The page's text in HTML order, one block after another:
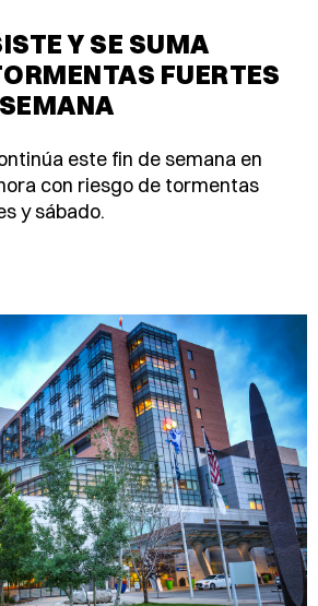
Y SE SUMA
FUERTES
este fin de semana en
con riesgo de tormentas
y sábado.